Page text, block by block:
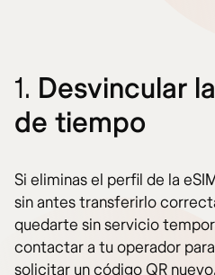
1. Desvincular
de tiempo
Si eliminas el perfil de la
sin antes transferirlo
quedarte sin servicio
contactar a tu operador
solicitar un código QR nuevo.